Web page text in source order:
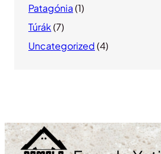
Patagónia(1)
Túrák(7)
Uncategorized(4)